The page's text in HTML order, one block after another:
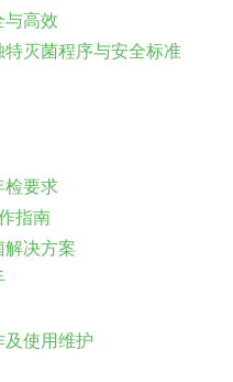
与高效
灭菌程序与安全标准
检要求
指南
解决方案
使用维护